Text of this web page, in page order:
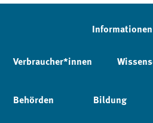
Verbraucher*innen
Behörden Bildung